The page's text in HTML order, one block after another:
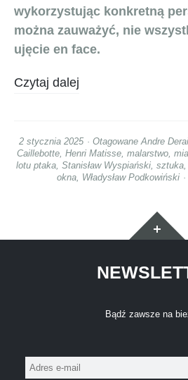
wykorzystując konkretną
można zauważyć, nie
ujęcie en face.
Czytaj dalej
2 stycznia 2025 Otagowane Andre
Caillebotte, Henri Matisse, malarstwo,
lotu ptaka, Stanisław Wyspiański, sztuka,
okna Władysław Podkowiński
Bądź zawsze na
Adres
e-